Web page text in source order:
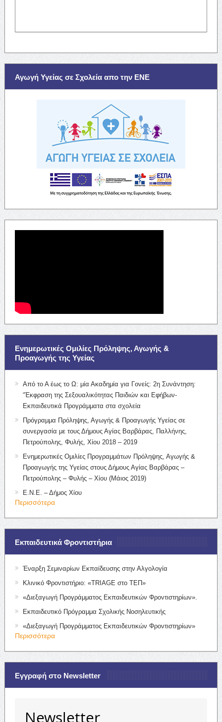
Αγωγή Υγείας σε Σχολεία απο την ΕΝΕ
Ενημερωτικές Ομιλίες Πρόληψης, Αγωγής &
Προαγωγής της Υγείας
Από το Α έως το Ω: μία Ακαδημία για Γονείς: 2η Συνάντηση:
“Έκφραση της Σεξουαλικότητας Παιδιών και Εφήβων-
Εκπαιδευτικά Προγράμματα στα σχολεία
Πρόγραμμα Πρόληψης, Αγωγής & Προαγωγής Υγείας σε
συνεργασία με τους Δήμους Αγίας Βαρβάρας, Παλλήνης,
Πετρούπολης, Φυλής, Χίου 2018 – 2019
Ενημερωτικές Ομιλίες Προγραμμάτων Πρόληψης, Αγωγής &
Προαγωγής της Υγείας στους Δήμους Αγίας Βαρβάρας –
Πετρούπολης – Φυλής – Χίου (Μάιος 2019)
Ε.Ν.Ε. – Δήμος Χίου
Περισσότερα
Εκπαιδευτικά Φροντιστήρια
Έναρξη Σεμιναρίων Εκπαίδευσης στην Αλγολογία
Κλινικό Φροντιστήριο: «TRIAGE στο ΤΕΠ»
«Διεξαγωγή Προγράμματος Εκπαιδευτικών Φροντιστηρίων».
Εκπαιδευτικό Πρόγραμμα Σχολικής Νοσηλευτικής
«Διεξαγωγή Προγράμματος Εκπαιδευτικών Φροντιστηρίων»
Περισσότερα
Εγγραφή στο Newsletter
Newsletter